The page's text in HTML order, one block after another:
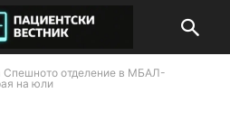
Спешното отделение в МБАЛ-
на юли